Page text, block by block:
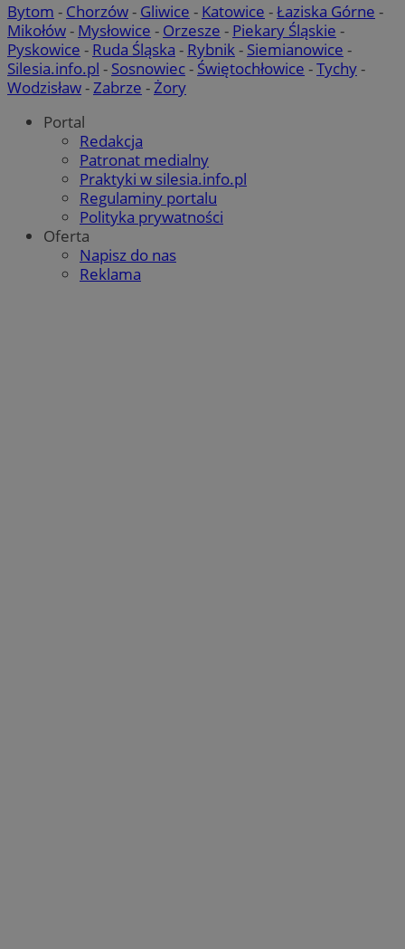
Bytom - Chorzów- Gliwice - Katowice -Łaziska Górne -
Mikołów- Mysłowice - Orzesze - Piekary Śląskie -
Pyskowice - Ruda Śląska - Rybnik- Siemianowice -
Silesia.info.pl - Sosnowiec- Świętochłowice -Tychy-
Wodzisław-Zabrze -Żory
Portal
Redakcja
Patronat medialny
Praktyki w silesia.info.pl
Regulaminy portalu
Polityka prywatności
Oferta
Napisz do nas
Reklama